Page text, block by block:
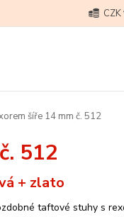
CZK
šíře 14 mm č. 512
512
+ zlato
taftové stuhy s